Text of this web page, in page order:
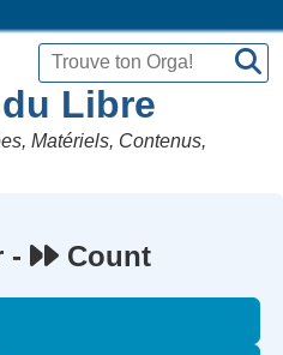
Libre
Matériels, Contenus,
- Count